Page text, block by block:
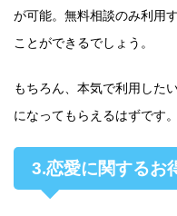
が可能。無料相談のみ利用
ことができるでしょう。
もちろん、本気で利用した
になってもらえるはずです。
3.恋愛に関するお